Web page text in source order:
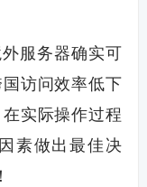
服务器确实可
访问效率低下
实际操作过程
素做出最佳决